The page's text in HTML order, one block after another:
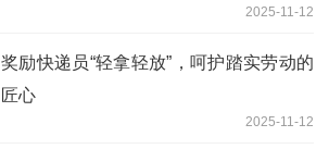
2025-11-12
奖励快递员“轻拿轻放”，呵护踏实劳动的
匠心
2025-11-12